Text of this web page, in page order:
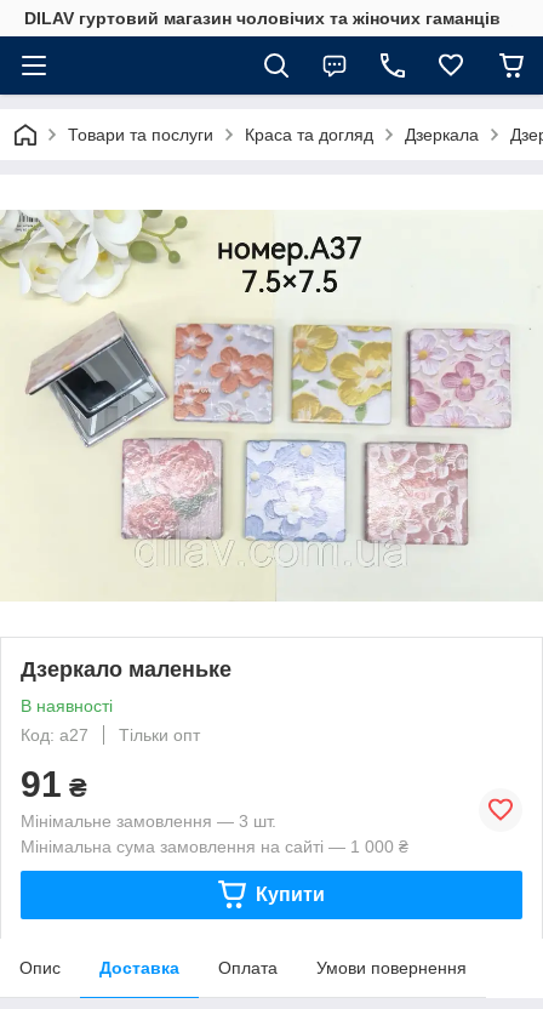
DILAV гуртовий магазин чоловічих та жіночих гаманців
Товари та послуги Краса та догляд Дзеркала
Дзеркало маленьке
В наявності
Код: а27
Тільки опт
91 ₴
Мінімальне замовлення — 3 шт.
Мінімальна сума замовлення на сайті — 1 000 ₴
Купити
Опис Доставка Оплата Умови повернення